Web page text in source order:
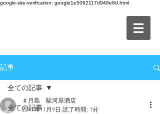
google-site-verification: google1e5092117d948e8d.html
記事
全ての記事
全ての記事
＃月島 駿河屋酒店
2017年11月9日 読了時間: 1分